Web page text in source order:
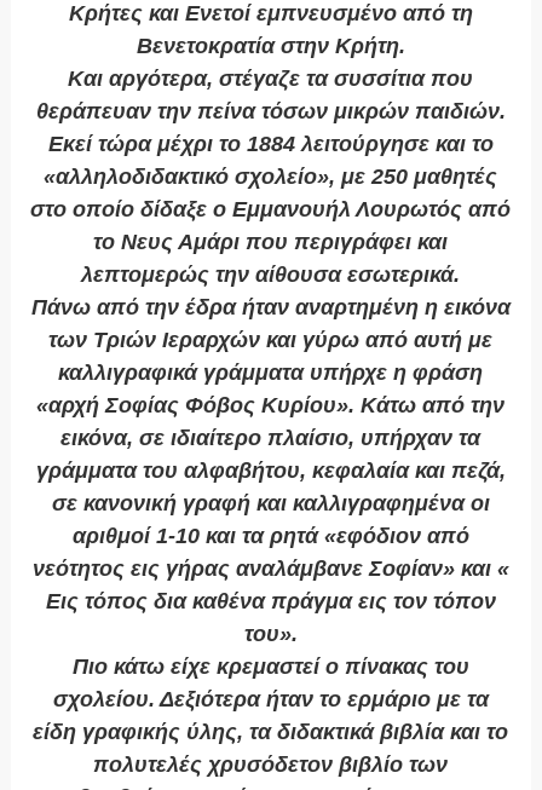
Κρήτες και Ενετοί εμπνευσμένο από τη
Βενετοκρατία στην Κρήτη.
Και αργότερα, στέγαζε τα συσσίτια που
θεράπευαν την πείνα τόσων μικρών παιδιών.
Εκεί τώρα μέχρι το 1884 λειτούργησε και το
«αλληλοδιδακτικό σχολείο», με 250 μαθητές
στο οποίο δίδαξε ο Εμμανουήλ Λουρωτός από
το Νευς Αμάρι που περιγράφει και
λεπτομερώς την αίθουσα εσωτερικά.
Πάνω από την έδρα ήταν αναρτημένη η εικόνα
των Τριών Ιεραρχών και γύρω από αυτή με
καλλιγραφικά γράμματα υπήρχε η φράση
«αρχή Σοφίας Φόβος Κυρίου». Κάτω από την
εικόνα, σε ιδιαίτερο πλαίσιο, υπήρχαν τα
γράμματα του αλφαβήτου, κεφαλαία και πεζά,
σε κανονική γραφή και καλλιγραφημένα οι
αριθμοί 1-10 και τα ρητά «εφόδιον από
νεότητος εις γήρας αναλάμβανε Σοφίαν» και «
Εις τόπος δια καθένα πράγμα εις τον τόπον
του».
Πιο κάτω είχε κρεμαστεί ο πίνακας του
σχολείου. Δεξιότερα ήταν το ερμάριο με τα
είδη γραφικής ύλης, τα διδακτικά βιβλία και το
πολυτελές χρυσόδετον βιβλίο των